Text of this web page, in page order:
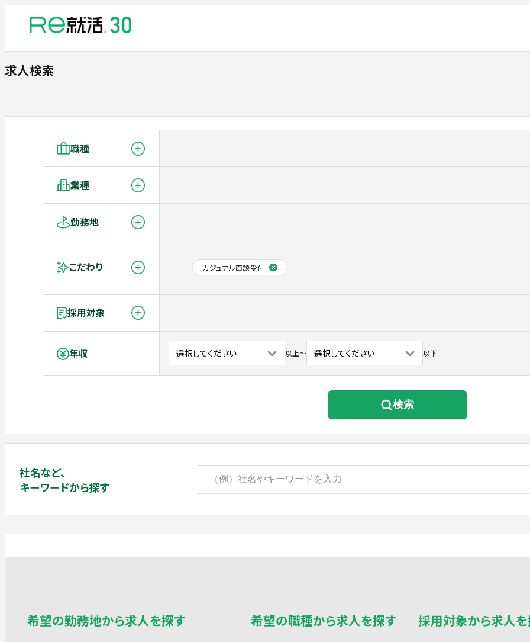
求人検索
職種
業種
勤務地
こだわり カジュアル面談受付
採用対象
年収 以上〜 以下
検索
社名など、
キーワードから探す
希望の勤務地から求人を探す 希望の職種から求人を探す 採用対象から求人